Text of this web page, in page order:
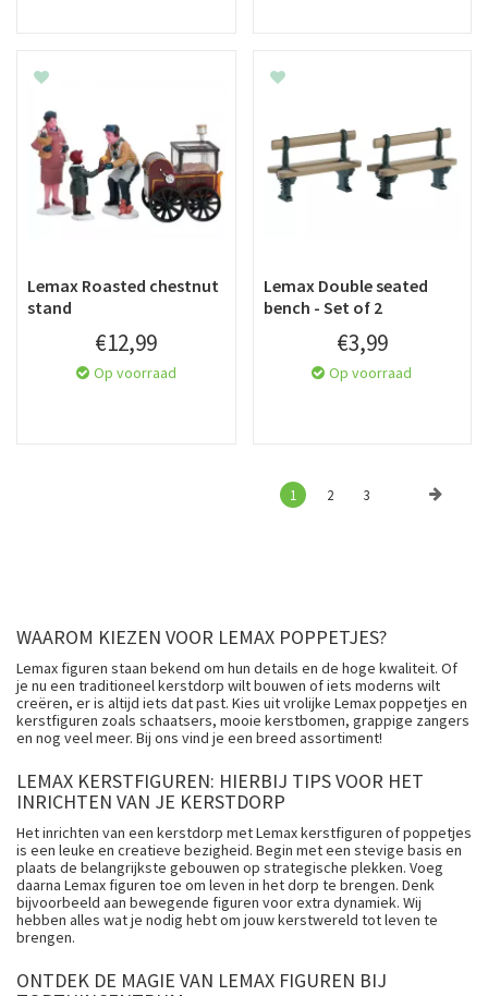
Lemax Roasted chestnut
stand
€12,99
Op voorraad
Lemax Double seated
bench - Set of 2
€3,99
Op voorraad
1 2 3
WAAROM KIEZEN VOOR LEMAX POPPETJES?
Lemax figuren staan bekend om hun details en de hoge kwaliteit. Of
je nu een traditioneel kerstdorp wilt bouwen of iets moderns wilt
creëren, er is altijd iets dat past. Kies uit vrolijke Lemax poppetjes en
kerstfiguren zoals schaatsers, mooie kerstbomen, grappige zangers
en nog veel meer. Bij ons vind je een breed assortiment!
LEMAX KERSTFIGUREN: HIERBIJ TIPS VOOR HET
INRICHTEN VAN JE KERSTDORP
Het inrichten van een kerstdorp met Lemax kerstfiguren of poppetjes
is een leuke en creatieve bezigheid. Begin met een stevige basis en
plaats de belangrijkste gebouwen op strategische plekken. Voeg
daarna Lemax figuren toe om leven in het dorp te brengen. Denk
bijvoorbeeld aan bewegende figuren voor extra dynamiek. Wij
hebben alles wat je nodig hebt om jouw kerstwereld tot leven te
brengen.
ONTDEK DE MAGIE VAN LEMAX FIGUREN BIJ